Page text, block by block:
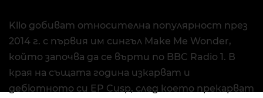
Kllo добиват относителна популярност през
2014 г. с първия им сингъл Make Me Wonder,
който започва да се върти по BBC Radio 1. В
края на същата година изкарват и
дебютното си EP Cusp, след което прекарват